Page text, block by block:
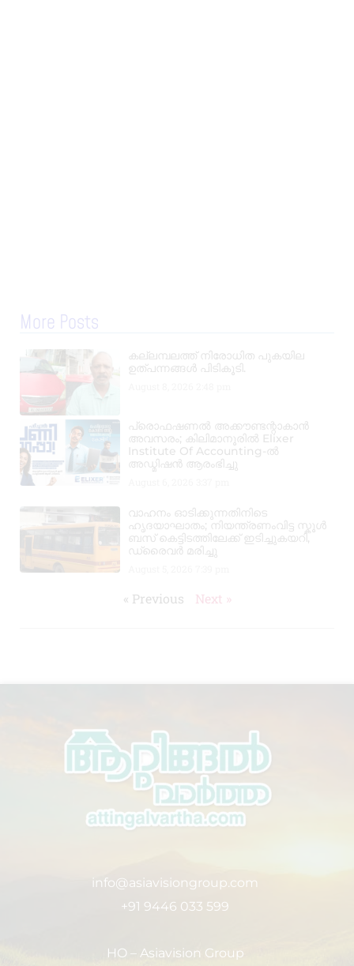
More Posts
കല്ലമ്പലത്ത് നിരോധിത പുകയില
ഉത്പന്നങ്ങൾ പിടികൂടി.
പ്രൊഫഷണൽ അക്കൗണ്ടന്റാകാൻ
അവസരം; കിലിമാനൂരിൽ Elixer
Institute Of Accounting-ൽ
അഡ്മിഷൻ ആരംഭിച്ചു
വാഹനം ഓടിക്കുന്നതിനിടെ
ഹൃദയാഘാതം; നിയന്ത്രണംവിട്ട സ്കൂൾ
ബസ് കെട്ടിടത്തിലേക്ക് ഇടിച്ചുകയറി,
ഡ്രൈവർ മരിച്ചു
« Previous Next »
info@asiavisiongroup.com
+91 9446 033 599
HO – Asiavision Group